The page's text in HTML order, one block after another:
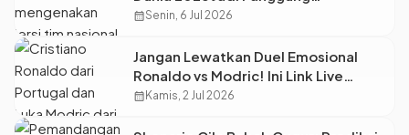
Terakhirnya, Portugal Siap All-Out!
calendar_monthSenin, 6 Jul 2026
Jangan Lewatkan Duel Emosional
Ronaldo vs Modric! Ini Link Live
Streaming Portugal vs Kroasia di
calendar_month Kamis, 2 Jul 2026